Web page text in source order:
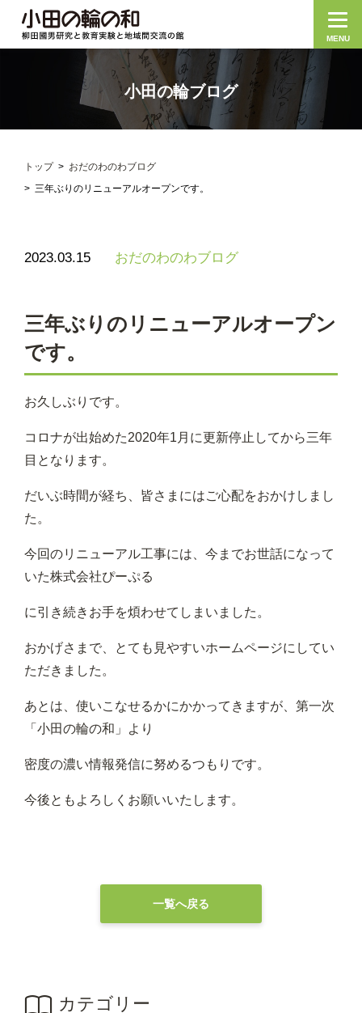
MENU
小田の輪ブログ
トップ
おだのわのわブログ
三年ぶりのリニューアルオープンです。
2023.03.15 おだのわのわブログ
三年ぶりのリニューアルオープン
です。
お久しぶりです。
コロナが出始めた2020年1月に更新停止してから三年
目となります。
だいぶ時間が経ち、皆さまにはご心配をおかけしまし
た。
今回のリニューアル工事には、今までお世話になって
いた株式会社ぴーぷる
に引き続きお手を煩わせてしまいました。
おかげさまで、とても見やすいホームページにしてい
ただきました。
あとは、使いこなせるかにかかってきますが、第一次
「小田の輪の和」より
密度の濃い情報発信に努めるつもりです。
今後ともよろしくお願いいたします。
一覧へ戻る
カテゴリー